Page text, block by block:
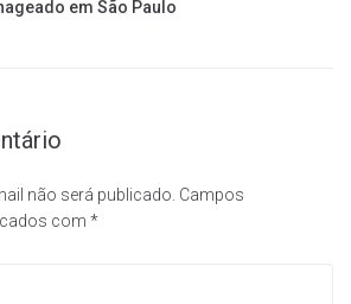
em São Paulo
não será publicado. Campos
com *